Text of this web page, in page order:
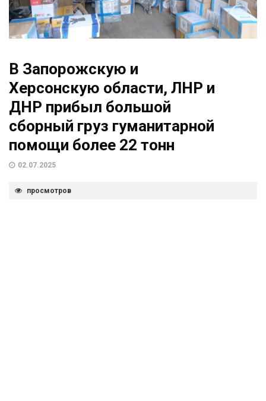
В Запорожскую и
Херсонскую области, ЛНР и
ДНР прибыл большой
сборный груз гуманитарной
помощи более 22 тонн
02.07.2025
просмотров